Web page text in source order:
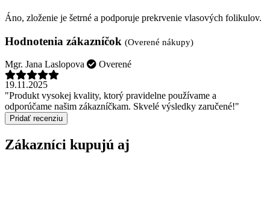
Áno, zloženie je šetrné a podporuje prekrvenie vlasových folikulov.
Hodnotenia zákazníčok (Overené nákupy)
Mgr. Jana Laslopova
Overené
19.11.2025
"Produkt vysokej kvality, ktorý pravidelne používame a
odporúčame našim zákazníčkam. Skvelé výsledky zaručené!"
Pridať recenziu
Zákazníci kupujú aj